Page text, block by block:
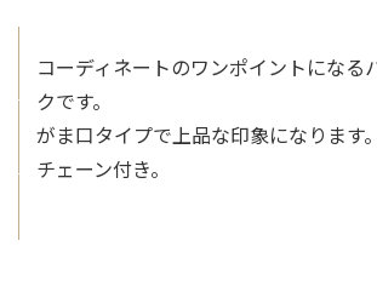
コーディネートのワンポイントになる
クです。
がま口タイプで上品な印象になります。
チェーン付き。